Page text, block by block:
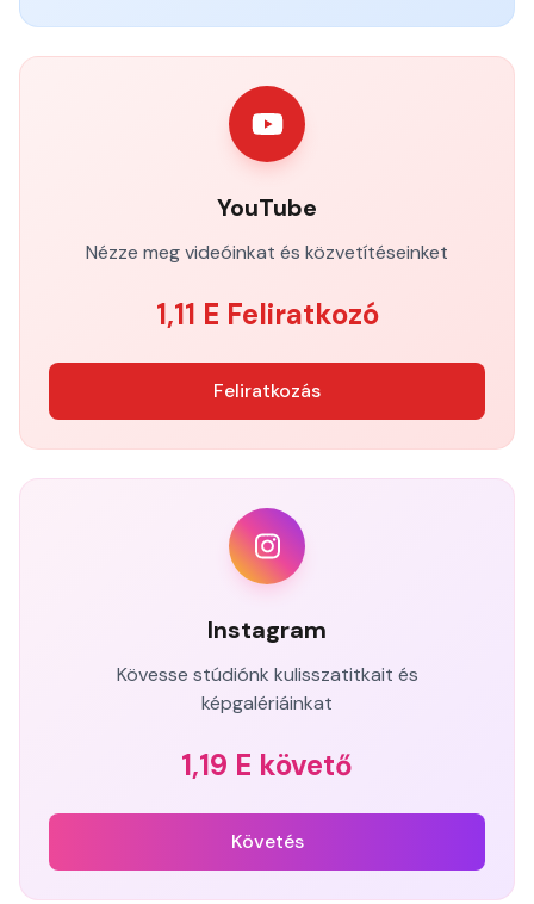
YouTube
Nézze meg videóinkat és közvetítéseinket
1,11 E Feliratkozó
Feliratkozás
Instagram
Kövesse stúdiónk kulisszatitkait és
képgalériáinkat
1,19 E követő
Követés